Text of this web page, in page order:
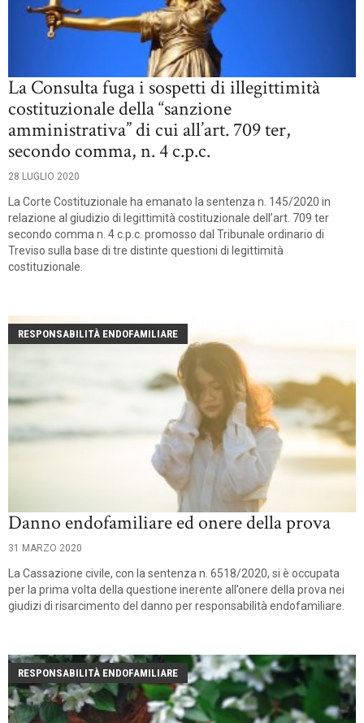
La Consulta fuga i sospetti di illegittimità
costituzionale della “sanzione
amministrativa” di cui all’art. 709 ter,
secondo comma, n. 4 c.p.c.
28 LUGLIO 2020
La Corte Costituzionale ha emanato la sentenza n. 145/2020 in
relazione al giudizio di legittimità costituzionale dell’art. 709 ter
secondo comma n. 4 c.p.c. promosso dal Tribunale ordinario di
Treviso sulla base di tre distinte questioni di legittimità
costituzionale.
RESPONSABILITÀ ENDOFAMILIARE
Danno endofamiliare ed onere della prova
31 MARZO 2020
La Cassazione civile, con la sentenza n. 6518/2020, si è occupata
per la prima volta della questione inerente all’onere della prova nei
giudizi di risarcimento del danno per responsabilità endofamiliare.
RESPONSABILITÀ ENDOFAMILIARE